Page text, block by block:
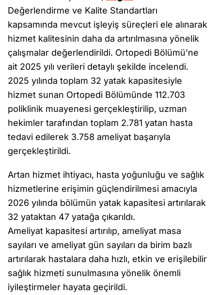
Değerlendirme ve Kalite Standartları
kapsamında mevcut işleyiş süreçleri ele alınarak
hizmet kalitesinin daha da artırılmasına yönelik
çalışmalar değerlendirildi. Ortopedi Bölümü’ne
ait 2025 yılı verileri detaylı şekilde incelendi.
2025 yılında toplam 32 yatak kapasitesiyle
hizmet sunan Ortopedi Bölümünde 112.703
poliklinik muayenesi gerçekleştirilip, uzman
hekimler tarafından toplam 2.781 yatan hasta
tedavi edilerek 3.758 ameliyat başarıyla
gerçekleştirildi.
Artan hizmet ihtiyacı, hasta yoğunluğu ve sağlık
hizmetlerine erişimin güçlendirilmesi amacıyla
2026 yılında bölümün yatak kapasitesi artırılarak
32 yataktan 47 yatağa çıkarıldı.
Ameliyat kapasitesi artırılıp, ameliyat masa
sayıları ve ameliyat gün sayıları da birim bazlı
artırılarak hastalara daha hızlı, etkin ve erişilebilir
sağlık hizmeti sunulmasına yönelik önemli
iyileştirmeler hayata geçirildi.